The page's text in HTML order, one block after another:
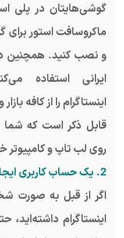
گوشی‌هایتان در پلی
ماکروسافت استور
و نصب کنید. همچنین
ایرانی استفاده
اینستاگرام را از کافه
قابل ذکر است که شما
روی لب تاپ و کامپیوتر
2. یک حساب کاربری ایجاد کنید
اگر از قبل به صورت
اینستاگرام داشته‌اید،